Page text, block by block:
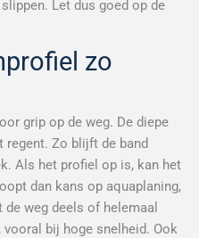
Let dus goed op de
zo
grip op de weg. De diepe
regent. Zo blijft de band
Als het profiel op is, kan het
dan kans op aquaplaning,
weg deels of helemaal
bij hoge snelheid. Ook